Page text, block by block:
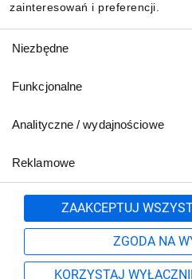
zainteresowań i preferencji.
zgody
Niezbędne
Funkcjonalne
Analityczne / wydajnościowe
Reklamowe
ZAAKCEPTUJ
ZGODA NA
KORZYSTAJ
801 500 700 lub
Formularz